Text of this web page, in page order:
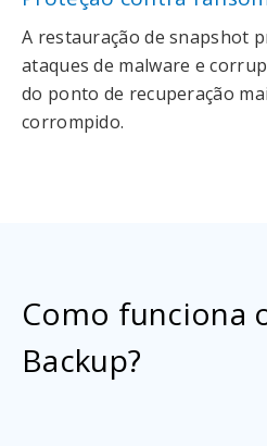
A restauração de snapshot
ataques de malware e
do ponto de recuperação
corrompido.
Como funciona
Backup?